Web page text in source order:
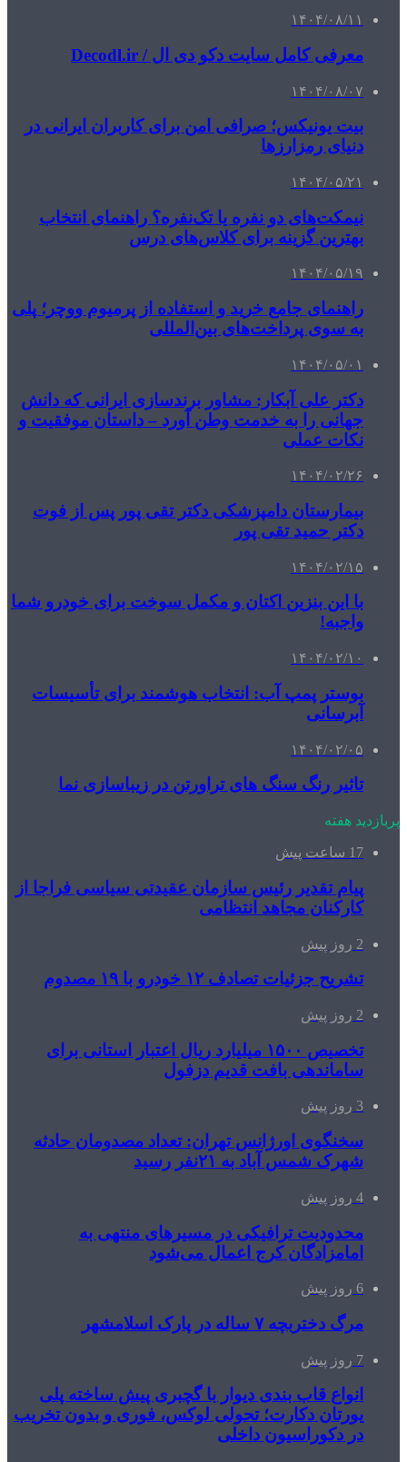
۱۴۰۴/۰۸/۱۱
معرفی کامل سایت دکو دی ال / Decodl.ir
۱۴۰۴/۰۸/۰۷
بیت یونیکس؛ صرافی امن برای کاربران ایرانی در
دنیای رمزارزها
۱۴۰۴/۰۵/۲۱
نیمکت‌های دو نفره یا تک‌نفره؟ راهنمای انتخاب
بهترین گزینه برای کلاس‌های درس
۱۴۰۴/۰۵/۱۹
راهنمای جامع خرید و استفاده از پرمیوم ووچر؛ پلی
به سوی پرداخت‌های بین‌المللی
۱۴۰۴/۰۵/۰۱
دکتر علی آبکار: مشاور برندسازی ایرانی که دانش
جهانی را به خدمت وطن آورد – داستان موفقیت و
نکات عملی
۱۴۰۴/۰۲/۲۶
بیمارستان دامپزشکی دکتر تقی پور پس از فوت
دکتر حمید تقی پور
۱۴۰۴/۰۲/۱۵
با این بنزین اکتان و مکمل سوخت برای خودرو شما
واجبه!
۱۴۰۴/۰۲/۱۰
بوستر پمپ آب: انتخاب هوشمند برای تأسیسات
آبرسانی
۱۴۰۴/۰۲/۰۵
تاثیر رنگ سنگ های تراورتن در زیباسازی نما
پربازدید هفته
17 ساعت پیش
پیام تقدیر رئیس سازمان عقیدتی سیاسی فراجا از
کارکنان مجاهد انتظامی
2 روز پیش
تشریح جزئیات تصادف ۱۲ خودرو با ۱۹ مصدوم
2 روز پیش
تخصیص ۱۵۰۰ میلیارد ریال اعتبار استانی برای
ساماندهی بافت قدیم دزفول
3 روز پیش
سخنگوی اورژانس تهران: تعداد مصدومان حادثه
شهرک شمس آباد به ۲۱نفر رسید
4 روز پیش
محدودیت ترافیکی در مسیرهای منتهی به
امامزادگان کرج اعمال می‌شود
6 روز پیش
مرگ دختربچه ۷ ساله در پارک اسلامشهر
7 روز پیش
انواع قاب بندی دیوار با گچبری پیش ساخته پلی
یورتان دکارت؛ تحولی لوکس، فوری و بدون تخریب
در دکوراسیون داخلی